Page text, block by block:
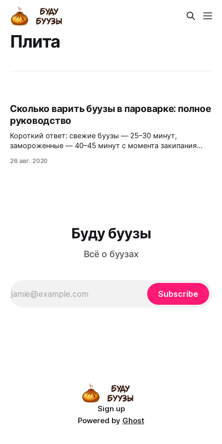
Плита
Сколько варить буузы в пароварке: полное
руководство
Короткий ответ: свежие буузы — 25–30 минут,
замороженные — 40–45 минут с момента закипания
ли блюдо сочным и целым. ⏱️ Время приготовления
26 авг. 2020
Буду буузы
Всё о буузах
Subscribe
Sign up
Powered by Ghost